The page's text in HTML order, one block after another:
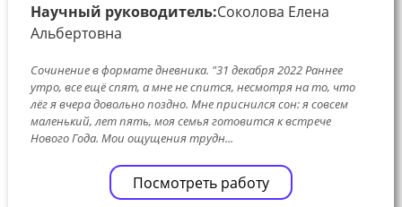
Научный руководитель:Соколова Елена
Альбертовна
Сочинение в формате дневника. "31 декабря 2022 Раннее
утро, все ещё спят, а мне не спится, несмотря на то, что
лёг я вчера довольно поздно. Мне приснился сон: я совсем
маленький, лет пять, моя семья готовится к встрече
Нового Года. Мои ощущения трудн...
Посмотреть работу